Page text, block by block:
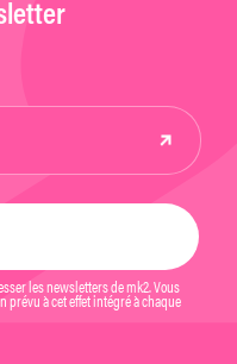
les newsletters de mk2. Vous
prévu à cet effet intégré à chaque